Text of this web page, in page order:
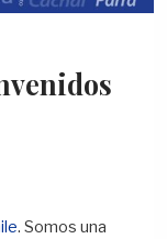
. Somos una